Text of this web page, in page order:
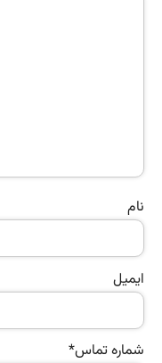
نام
ایمیل
شماره تماس*